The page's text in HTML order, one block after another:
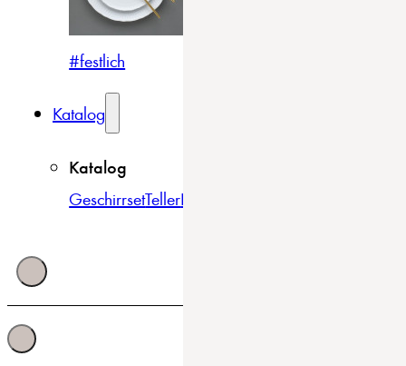
#festlich
Katalog
Katalog
GeschirrsetTellerBowls & Schüsseln